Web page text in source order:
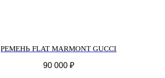
РЕМЕНЬ FLAT MARMONT GUCCI
90 000 ₽